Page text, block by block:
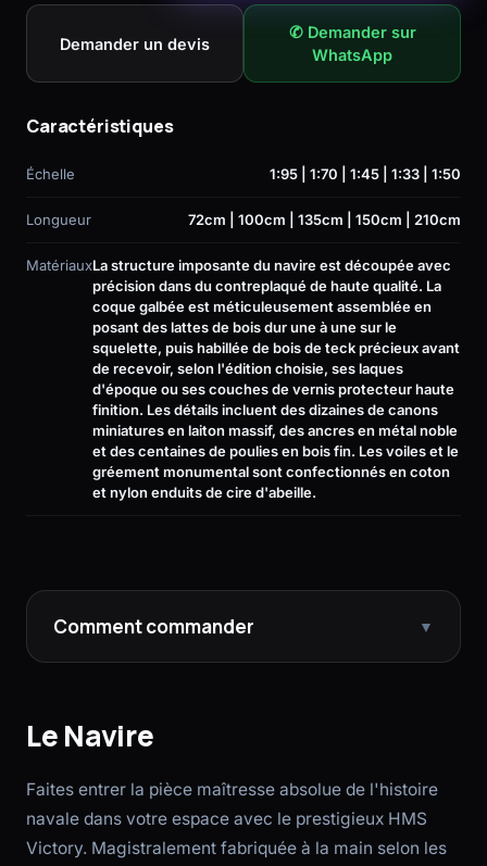
Demander un devis
✆ Demander sur
WhatsApp
Caractéristiques
Échelle 1:95 | 1:70 | 1:45 | 1:33 | 1:50
Longueur 72cm | 100cm | 135cm | 150cm | 210cm
MatériauxLa structure imposante du navire est découpée avec
précision dans du contreplaqué de haute qualité. La
coque galbée est méticuleusement assemblée en
posant des lattes de bois dur une à une sur le
squelette, puis habillée de bois de teck précieux avant
de recevoir, selon l'édition choisie, ses laques
d'époque ou ses couches de vernis protecteur haute
finition. Les détails incluent des dizaines de canons
miniatures en laiton massif, des ancres en métal noble
et des centaines de poulies en bois fin. Les voiles et le
gréement monumental sont confectionnés en coton
et nylon enduits de cire d'abeille.
Comment commander ▼
Le Navire
Faites entrer la pièce maîtresse absolue de l'histoire
navale dans votre espace avec le prestigieux HMS
Victory. Magistralement fabriquée à la main selon les